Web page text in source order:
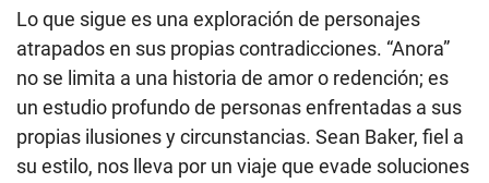
Lo que sigue es una exploración de personajes
atrapados en sus propias contradicciones. “Anora”
no se limita a una historia de amor o redención; es
un estudio profundo de personas enfrentadas a sus
propias ilusiones y circunstancias. Sean Baker, fiel a
su estilo, nos lleva por un viaje que evade soluciones